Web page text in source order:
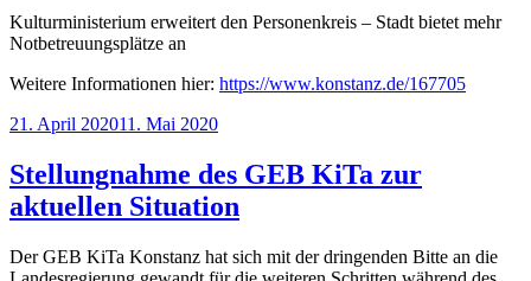
Kulturministerium erweitert den Personenkreis – Stadt bietet mehr
Notbetreuungsplätze an
Weitere Informationen hier: https://www.konstanz.de/167705
Veröffentlicht
21. April 202011. Mai 2020
Stellungnahme des GEB KiTa zur
aktuellen Situation
Der GEB KiTa Konstanz hat sich mit der dringenden Bitte an die